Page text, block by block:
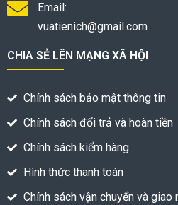
Email:
vuatienich@gmail.com
CHIA SẺ LÊN MẠNG XÃ HỘI
Chính sách bảo mật thông tin
Chính sách đổi trả và hoàn tiền
Chính sách kiểm hàng
Hình thức thanh toán
Chính sách vận chuyển và giao